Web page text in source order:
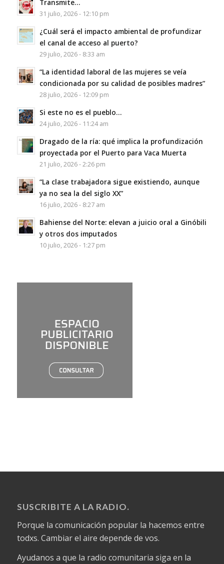
Transmite…
31 julio, 2026 - 12:10 pm
¿Cuál será el impacto ambiental de profundizar
el canal de acceso al puerto?
29 julio, 2026 - 8:33 am
“La identidad laboral de las mujeres se veía
condicionada por su calidad de posibles madres”
28 julio, 2026 - 12:09 pm
Si este no es el pueblo…
24 julio, 2026 - 11:24 am
Dragado de la ría: qué implica la profundización
proyectada por el Puerto para Vaca Muerta
21 julio, 2026 - 2:26 pm
“La clase trabajadora sigue existiendo, aunque
ya no sea la del siglo XX”
16 julio, 2026 - 8:27 am
Bahiense del Norte: elevan a juicio oral a Ginóbili
y otros dos imputados
10 julio, 2026 - 1:27 pm
SUSCRIBITE A LA RADIO.
Porque la comunicación popular la hacemos entre
todxs. Cambiar el aire depende de vos.
Ayudanos a que la radio comunitaria siga en la